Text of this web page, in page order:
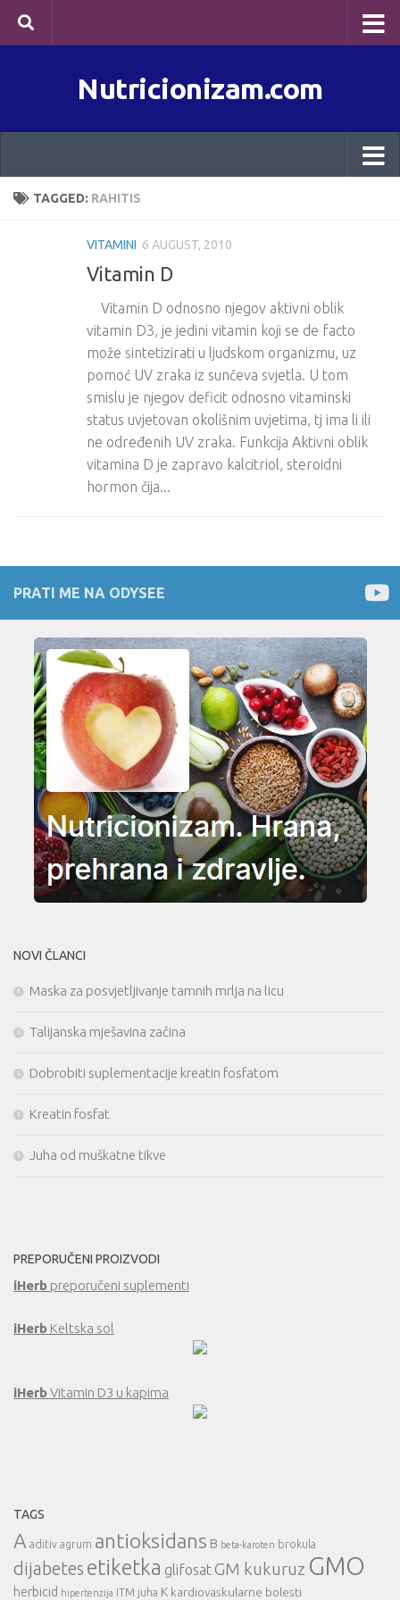
Skip to content
Nutricionizam.com
TAGGED: RAHITIS
VITAMINI 6 AUGUST, 2010
Vitamin D
Vitamin D odnosno njegov aktivni oblik
vitamin D3, je jedini vitamin koji se de facto
može sintetizirati u ljudskom organizmu, uz
pomoć UV zraka iz sunčeva svjetla. U tom
smislu je njegov deficit odnosno vitaminski
status uvjetovan okolišnim uvjetima, tj ima li ili
ne određenih UV zraka. Funkcija Aktivni oblik
vitamina D je zapravo kalcitriol, steroidni
hormon čija...
PRATI ME NA ODYSEE
NOVI ČLANCI
Maska za posvjetljivanje tamnih mrlja na licu
Talijanska mješavina začina
Dobrobiti suplementacije kreatin fosfatom
Kreatin fosfat
Juha od muškatne tikve
PREPORUČENI PROIZVODI
iHerb preporučeni suplementi
iHerb Keltska sol
iHerbVitamin D3 u kapima
TAGS
A aditiv agrum antioksidans B beta-karoten brokula
dijabetes etiketka glifosatGM kukuruz GMO
herbicid hipertenzija ITM juha K kardiovaskularne bolesti